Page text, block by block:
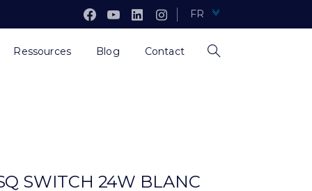
FR
Ressources Blog Contact
SWITCH 24W BLANC